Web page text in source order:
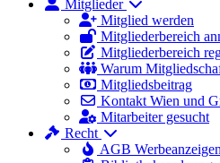
Mitglieder
Mitglied werden
Mitgliederbereich
Mitgliederbereich
Warum
Mitgliedsbeitrag
Kontakt Wien und
Mitarbeiter gesucht
Recht
AGB Werbeanzeigen